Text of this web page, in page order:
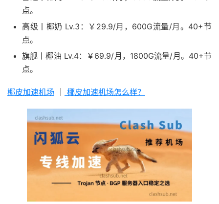
点。
高级丨椰奶 Lv.3：￥29.9/月，600G流量/月。40+节
点。
旗舰丨椰油 Lv.4：￥69.9/月，1800G流量/月。40+节
点。
椰皮加速机场 椰皮加速机场怎么样？